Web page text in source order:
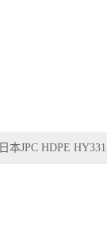
日本JPC HDPE